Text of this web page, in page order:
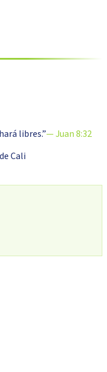
libres.”— Juan 8:32
Cali